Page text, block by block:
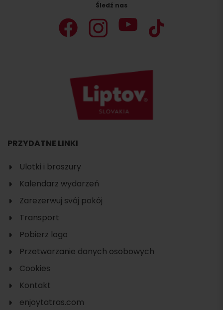
Śledź nas
PRZYDATNE LINKI
Ulotki i broszury
Kalendarz wydarzeń
Zarezerwuj svój pokój
Transport
Pobierz logo
Przetwarzanie danych osobowych
Cookies
Kontakt
enjoytatras.com